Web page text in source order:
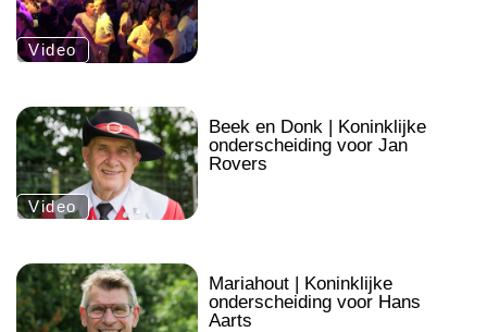
Video
.
Video
Beek en Donk | Koninklijke
onderscheiding voor Jan
Rovers
.
Mariahout | Koninklijke
onderscheiding voor Hans
Aarts